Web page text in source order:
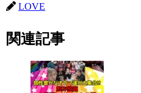
LOVE
関連記事